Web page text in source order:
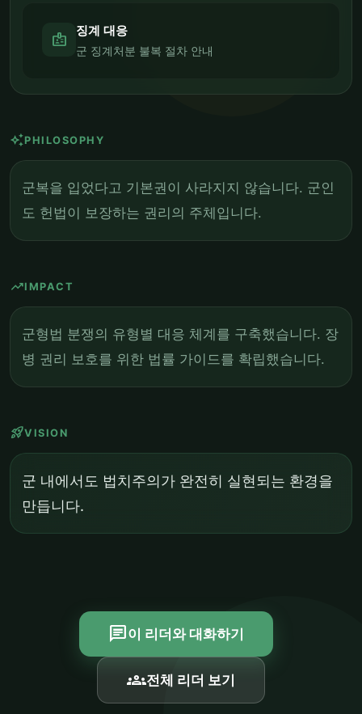
badge 징계 대응
군 징계처분 불복 절차 안내
auto_awesomePHILOSOPHY
군복을 입었다고 기본권이 사라지지 않습니다. 군인
도 헌법이 보장하는 권리의 주체입니다.
trending_upIMPACT
군형법 분쟁의 유형별 대응 체계를 구축했습니다. 장
병 권리 보호를 위한 법률 가이드를 확립했습니다.
rocket_launchVISION
군 내에서도 법치주의가 완전히 실현되는 환경을
만듭니다.
chat이 리더와 대화하기
groups전체 리더 보기